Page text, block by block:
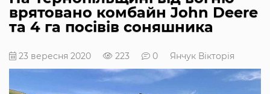
врятовано комбайн John Deere
та 4 га посівів соняшника
23 вересня 2020 223 0 Янчук Вікторія